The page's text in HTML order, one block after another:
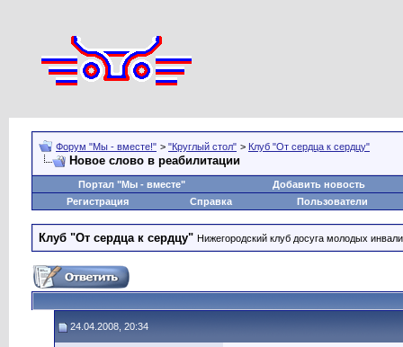
Форум "Мы - вместе!" > "Круглый стол" > Клуб "От сердца к сердцу"
Новое слово в реабилитации
Портал "Мы - вместе"
Добавить новость
Регистрация
Справка Пользователи
Клуб "От сердца к сердцу" Нижегородский клуб досуга молодых
24.04.2008, 20:34